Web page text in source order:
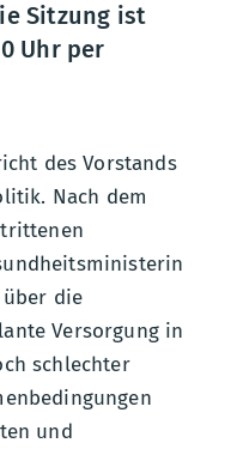
Sitzung ist
Uhr per
des Vorstands
Nach dem
die
Versorgung in
schlechter
und